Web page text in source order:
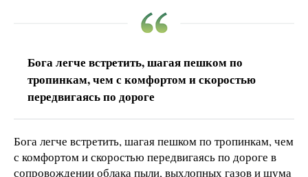
Бога легче встретить, шагая пешком по
тропинкам, чем с комфортом и скоростью
передвигаясь по дороге
Бога легче встретить, шагая пешком по тропинкам, чем
с комфортом и скоростью передвигаясь по дороге в
сопровождении облака пыли, выхлопных газов и шума